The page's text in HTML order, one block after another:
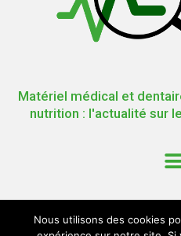
Matériel médical et
nutrition : l'actualité sur
Nous utilisons des cookies